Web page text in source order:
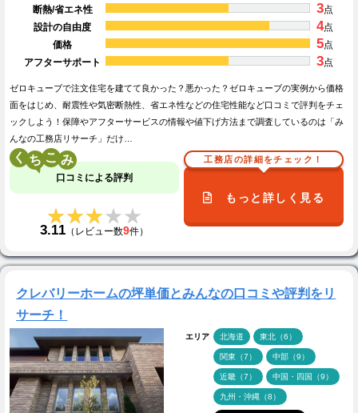
断熱/省エネ性
3点
設計の自由度
4点
価格
5点
アフターサポート
3点
ゼロキューブで注文住宅を建てて良かった？悪かった？ゼロキューブの実例から価格
面をはじめ、耐震性や気密断熱性、省エネ性などの住宅性能など口コミで評判をチェ
ックしよう！保障やアフターサービスの情報や値下げ方法まで調査しているのは「み
んなの工務店リサーチ」だけ…
く こ
口コミによる評判
★★★★★
★★★★★
3.11 （レビュー数9件）
工務店の詳細をチェック！
もっと詳しく見る
クレバリーホームの坪単価とみんなの口コミや評判をリ
サーチ！
エリア 北海道 東北（6）
関東（7） 中部（9）
近畿（7） 中国・四国（9）
九州・沖縄（8）